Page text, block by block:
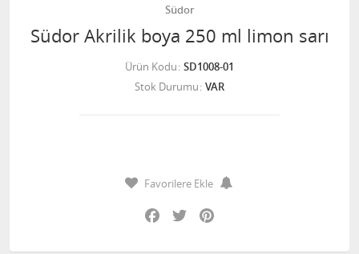
Südor
Südor Akrilik boya 250 ml limon sarı
Ürün Kodu SD1008-01
Stok Durumu VAR
Favorilere Ekle
Facebook
Twitter